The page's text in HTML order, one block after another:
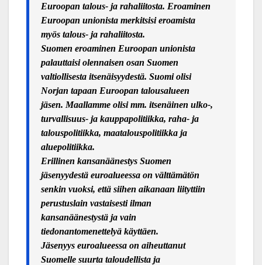
Euroopan talous- ja rahaliitosta. Eroaminen
Euroopan unionista merkitsisi eroamista
myös talous- ja rahaliitosta.
Suomen eroaminen Euroopan unionista
palauttaisi olennaisen osan Suomen
valtiollisesta itsenäisyydestä. Suomi olisi
Norjan tapaan Euroopan talousalueen
jäsen. Maallamme olisi mm. itsenäinen ulko-,
turvallisuus- ja kauppapolitiikka, raha- ja
talouspolitiikka, maatalouspolitiikka ja
aluepolitiikka.
Erillinen kansanäänestys Suomen
jäsenyydestä euroalueessa on välttämätön
senkin vuoksi, että siihen aikanaan liityttiin
perustuslain vastaisesti ilman
kansanäänestystä ja vain
tiedonantomenettelyä käyttäen.
Jäsenyys euroalueessa on aiheuttanut
Suomelle suurta taloudellista ja